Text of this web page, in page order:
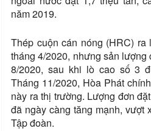
năm 2019.
Thép cuộn cán nóng (HRC)
tháng 4/2020, nhưng sản lượng
8/2020, sau khi lò cao số 3
Tháng 11/2020, Hòa Phát
này ra thị trường. Lượng đơn
đã ngày càng tăng mạnh, vượt
Tập đoàn.